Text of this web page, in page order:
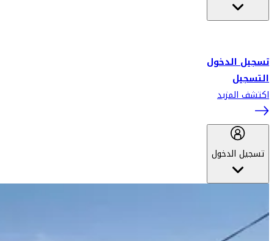
تسجيل الدخول
التسجيل
اكتشف المزيد
تسجيل الدخول